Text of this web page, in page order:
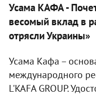
Усама КАФА -
весомый вклад в
отрясли Украины»
Усама Кафа –
международного
L'KAFA GROUP.